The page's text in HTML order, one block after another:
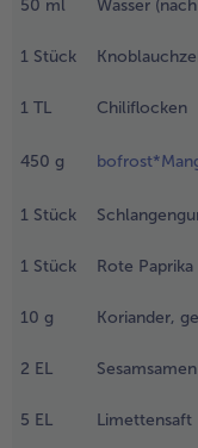
50 ml Wasser
1 Stück
1 TL Chiliflocken
450 g
1 Stück
1 Stück Rote Paprika
10 g Koriander,
2 EL Sesamsamen
5 EL Limettensaft
darin
2
in die
den
darin fertig
und